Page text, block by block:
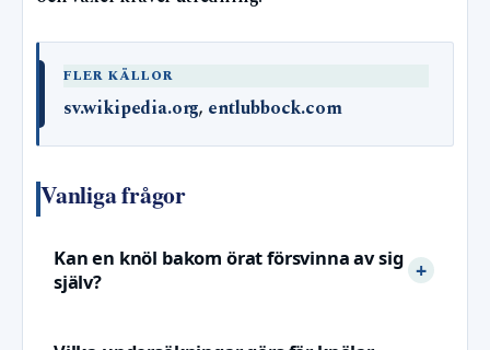
FLER KÄLLOR
sv.wikipedia.org, entlubbock.com
Vanliga frågor
Kan en knöl bakom örat försvinna av sig
själv?